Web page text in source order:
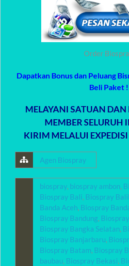
Order
Dapatkan Bonus dan Peluang
Beli Paket !
MELAYANI SATUAN
MEMBER SELURUH
KIRIM MELALUI
Agen Biospray
biospray, biospray ambon,
Biospray Bali, Biospray
Banda Aceh, Biospray
Biospray Bandung,
Biospray Bangka Selatan,
Biospray Banjarbaru,
Biospray Batam, Biospray
baubau, Biospray Bekasi,